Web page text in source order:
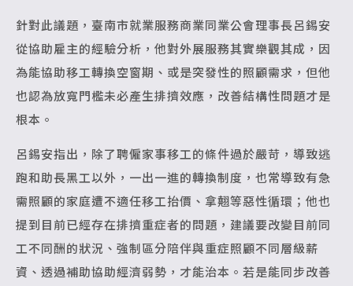
針對此議題，臺南市就業服務商業同業公會理事長呂錫安
從協助雇主的經驗分析，他對外展服務其實樂觀其成，因
為能協助移工轉換空窗期、或是突發性的照顧需求，但他
也認為放寬門檻未必產生排擠效應，改善結構性問題才是
根本。
呂錫安指出，除了聘僱家事移工的條件過於嚴苛，導致逃
跑和助長黑工以外，一出一進的轉換制度，也常導致有急
需照顧的家庭遭不適任移工抬價、拿翹等惡性循環；他也
提到目前已經存在排擠重症者的問題，建議要改變目前同
工不同酬的狀況、強制區分陪伴與重症照顧不同層級薪
資、透過補助協助經濟弱勢，才能治本。若是能同步改善